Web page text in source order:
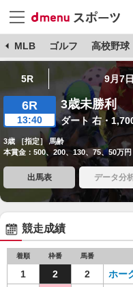
MLB ゴルフ 高校野球
5R 9月7
6R
13:40
3歳未勝利
ダート 右・
3歳 ［指定］ 馬齢
本賞金：500、200、130、75、50万円
出馬表 データ分
競走成績
着順 枠番 馬番
1 2 2 ホー